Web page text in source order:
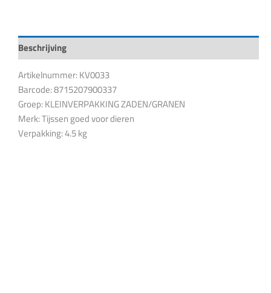
Beschrijving
Artikelnummer: KV0033
Barcode: 8715207900337
Groep: KLEINVERPAKKING ZADEN/GRANEN
Merk: Tijssen goed voor dieren
Verpakking: 4.5 kg